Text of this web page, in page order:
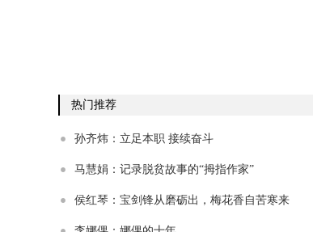
热门推荐
孙齐炜：立足本职 接续奋斗
马慧娟：记录脱贫故事的“拇指作家”
侯红琴：宝剑锋从磨砺出，梅花香自苦寒来